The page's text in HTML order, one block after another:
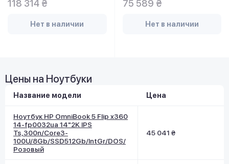
118 314 ₴
Нет в наличии
75 589 ₴
Нет в наличии
Цены на Ноутбуки
Название модели Цена
Ноутбук HP OmniBook 5 Flip x360
14-fp0032ua 14"2K IPS
Ts,300n/Core3-
100U/8Gb/SSD512Gb/IntGr/DOS/
Розовый
45 041 ₴